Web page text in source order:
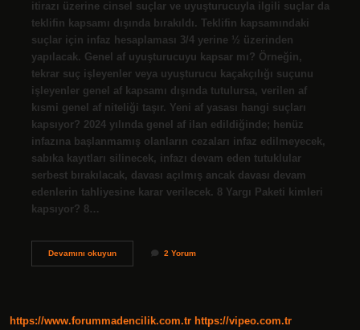
itirazı üzerine cinsel suçlar ve uyuşturucuyla ilgili suçlar da
teklifin kapsamı dışında bırakıldı. Teklifin kapsamındaki
suçlar için infaz hesaplaması 3/4 yerine ½ üzerinden
yapılacak. Genel af uyuşturucuyu kapsar mı? Örneğin,
tekrar suç işleyenler veya uyuşturucu kaçakçılığı suçunu
işleyenler genel af kapsamı dışında tutulursa, verilen af ​​
kısmi genel af niteliği taşır. Yeni af yasası hangi suçları
kapsıyor? 2024 yılında genel af ilan edildiğinde; henüz
infazına başlanmamış olanların cezaları infaz edilmeyecek,
sabıka kayıtları silinecek, infazı devam eden tutuklular
serbest bırakılacak, davası açılmış ancak davası devam
edenlerin tahliyesine karar verilecek. 8 Yargı Paketi kimleri
kapsıyor? 8…
Devamını okuyunYeni
2 Yorum
https://www.forummadencilik.com.tr https://vipeo.com.tr